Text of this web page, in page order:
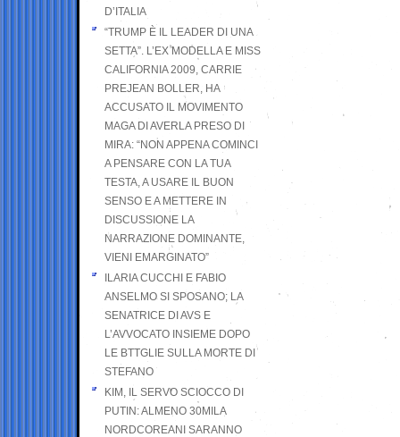
D’ITALIA
“TRUMP È IL LEADER DI UNA
SETTA”. L’EX MODELLA E MISS
CALIFORNIA 2009, CARRIE
PREJEAN BOLLER, HA
ACCUSATO IL MOVIMENTO
MAGA DI AVERLA PRESO DI
MIRA: “NON APPENA COMINCI
A PENSARE CON LA TUA
TESTA, A USARE IL BUON
SENSO E A METTERE IN
DISCUSSIONE LA
NARRAZIONE DOMINANTE,
VIENI EMARGINATO”
ILARIA CUCCHI E FABIO
ANSELMO SI SPOSANO; LA
SENATRICE DI AVS E
L’AVVOCATO INSIEME DOPO
LE BTTGLIE SULLA MORTE DI
STEFANO
KIM, IL SERVO SCIOCCO DI
PUTIN: ALMENO 30MILA
NORDCOREANI SARANNO